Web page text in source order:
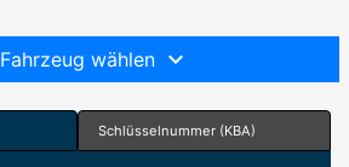
Fahrzeug wählen
Schlüsselnummer (KBA)